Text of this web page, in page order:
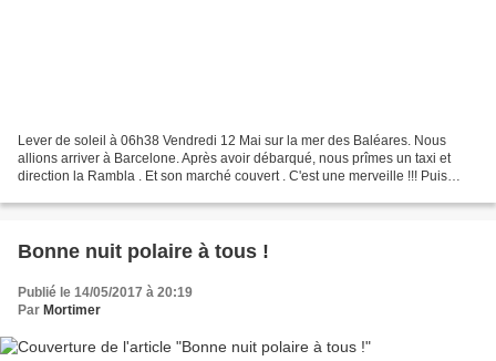
Lever de soleil à 06h38 Vendredi 12 Mai sur la mer des Baléares. Nous
allions arriver à Barcelone. Après avoir débarqué, nous prîmes un taxi et
direction la Rambla . Et son marché couvert . C'est une merveille !!! Puis
Bonne nuit polaire à tous !
Publié le 14/05/2017 à 20:19
Par Mortimer